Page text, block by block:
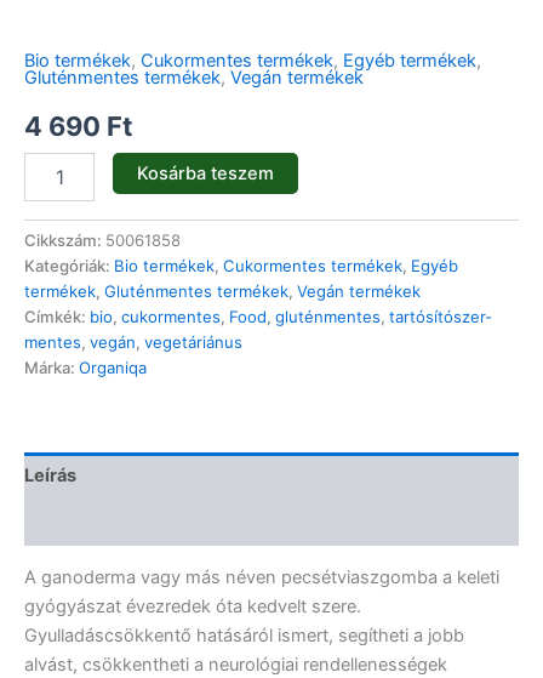
Bio termékek, Cukormentes termékek, Egyéb termékek,
Gluténmentes termékek, Vegán termékek
4 690 Ft
Kosárba teszem
Cikkszám: 50061858
Kategóriák: Bio termékek, Cukormentes termékek, Egyéb
termékek, Gluténmentes termékek, Vegán termékek
Címkék: bio, cukormentes, Food, gluténmentes, tartósítószer-
mentes, vegán, vegetáriánus
Márka: Organiqa
Leírás
A ganoderma vagy más néven pecsétviaszgomba a keleti
gyógyászat évezredek óta kedvelt szere.
Gyulladáscsökkentő hatásáról ismert, segítheti a jobb
alvást, csökkentheti a neurológiai rendellenességek